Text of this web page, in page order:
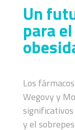
Un
para
Los
Wegovy y
y el